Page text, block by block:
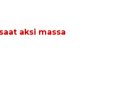
aksi massa